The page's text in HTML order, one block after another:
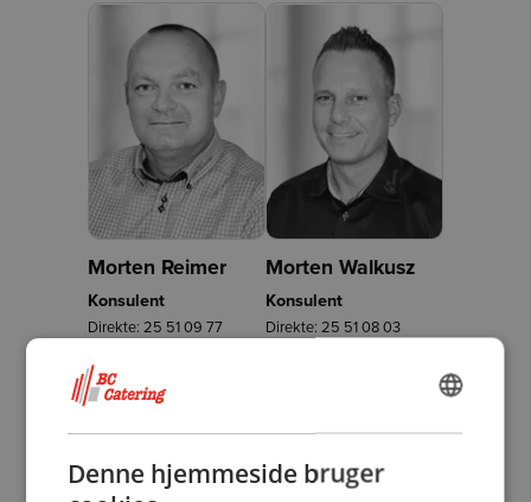
Morten Reimer
Konsulent
Direkte: 25 51 09 77
Morten Walkusz
Konsulent
Direkte: 25 51 08 03
Denne hjemmeside bruger